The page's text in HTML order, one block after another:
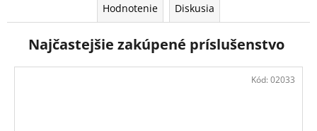
Hodnotenie Diskusia
Najčastejšie zakúpené príslušenstvo
Kód: 02033